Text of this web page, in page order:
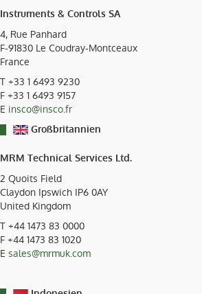
Instruments & Controls SA
4, Rue Panhard
F-91830 Le Coudray-Montceaux
France
T +33 1 6493 9230
F +33 1 6493 9157
E insco@insco.fr
Großbritannien
MRM Technical Services Ltd.
2 Quoits Field
Claydon Ipswich IP6 0AY
United Kingdom
T +44 1473 83 0000
F +44 1473 83 1020
E sales@mrmuk.com